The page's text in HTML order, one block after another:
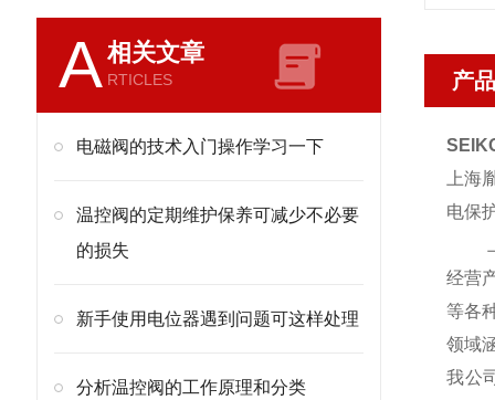
A相关文章
RTICLES
电磁阀的技术入门操作学习一下
温控阀的定期维护保养可减少不必要
的损失
新手使用电位器遇到问题可这样处理
分析温控阀的工作原理和分类
产
上海
电保
经营
等各
领域
我公